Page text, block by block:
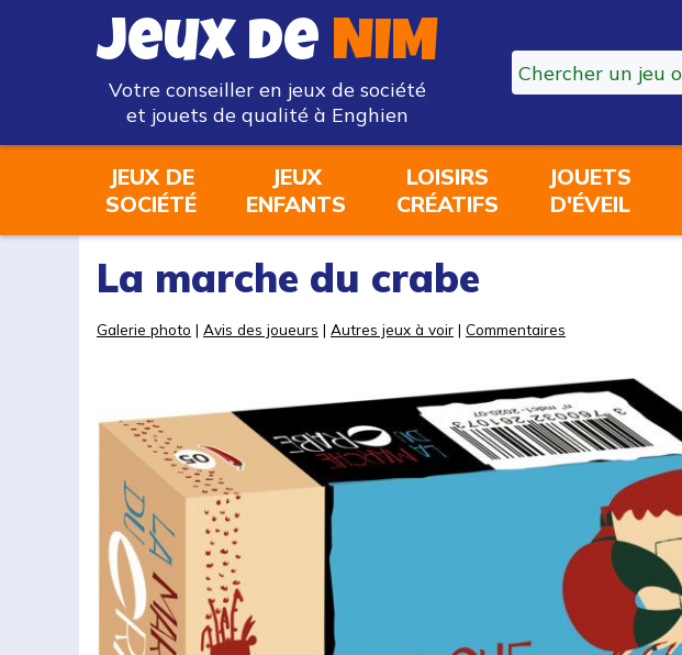
Jeux de NIM
Votre conseiller en jeux de société
et jouets de qualité à Enghien
JEUX DE
SOCIÉTÉ
JEUX
ENFANTS
LOISIRS
CRÉATIFS
JOUETS
D'ÉVEIL
La marche du crabe
Galerie photo | Avis des joueurs | Autres jeux à voir | Commentaires